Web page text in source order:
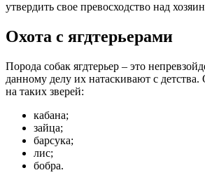
утвердить свое превосходство над
Охота с ягдтерьерами
Порода собак ягдтерьер – это
данному делу их натаскивают с детства.
на таких зверей:
кабана;
зайца;
барсука;
лис;
бобра.